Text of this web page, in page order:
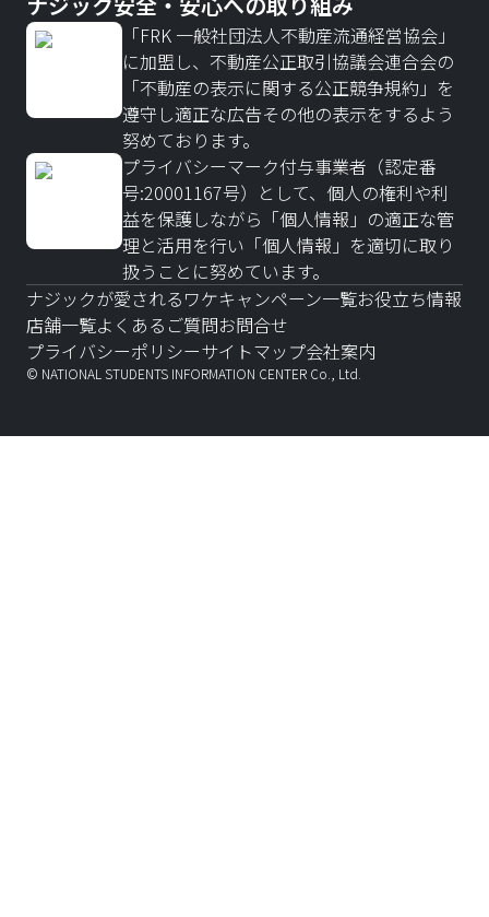
「FRK 一般社団法人不動産流通経営協会」
に加盟し、不動産公正取引協議会連合会の
「不動産の表示に関する公正競争規約」を
遵守し適正な広告その他の表示をするよう
努めております。
プライバシーマーク付与事業者（認定番
号:20001167号）として、個人の権利や利
益を保護しながら「個人情報」の適正な管
理と活用を行い「個人情報」を適切に取り
扱うことに努めています。
ナジックが愛されるワケキャンペーン一覧お役立ち情報
店舗一覧よくあるご質問お問合せ
プライバシーポリシーサイトマップ会社案内
© NATIONAL STUDENTS INFORMATION CENTER Co., Ltd.